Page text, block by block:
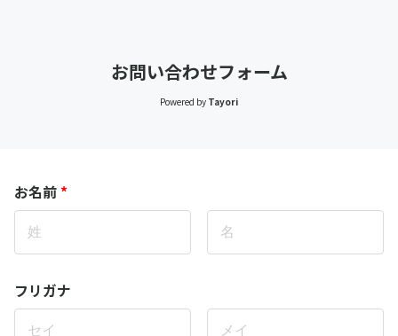
お問い合わせフォーム
Powered by Tayori
お名前 *
フリガナ